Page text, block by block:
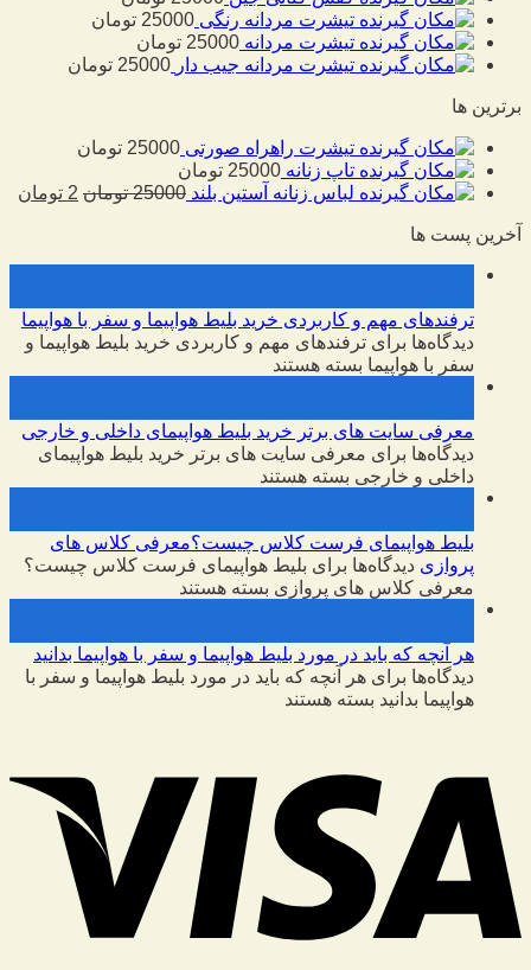
تیشرت مردانه رنگی 25000 تومان
تیشرت مردانه 25000 تومان
تیشرت مردانه جیب دار 25000 تومان
برترین ها
تیشرت راهراه صورتی 25000 تومان
تاپ زنانه 25000 تومان
لباس زنانه آستین بلند 25000 تومان 2 تومان
آخرین پست ها
ترفندهای مهم و کاربردی خرید بلیط هواپیما و سفر با هواپیما
دیدگاه‌ها برای ترفندهای مهم و کاربردی خرید بلیط هواپیما و
سفر با هواپیما بسته هستند
معرفی سایت های برتر خرید بلیط هواپیمای داخلی و خارجی
دیدگاه‌ها برای معرفی سایت های برتر خرید بلیط هواپیمای
داخلی و خارجی بسته هستند
بلیط هواپیمای فرست کلاس چیست؟معرفی کلاس های
پروازی دیدگاه‌ها برای بلیط هواپیمای فرست کلاس چیست؟
معرفی کلاس های پروازی بسته هستند
هر آنچه که باید در مورد بلیط هواپیما و سفر با هواپیما بدانید
دیدگاه‌ها برای هر آنچه که باید در مورد بلیط هواپیما و سفر با
هواپیما بدانید بسته هستند